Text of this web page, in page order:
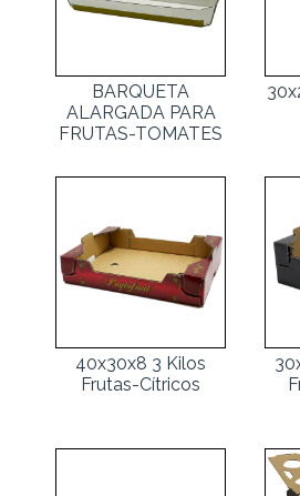
BARQUETA
ALARGADA PARA
FRUTAS-TOMATES
40x30x8 3 Kilos
Frutas-Cítricos